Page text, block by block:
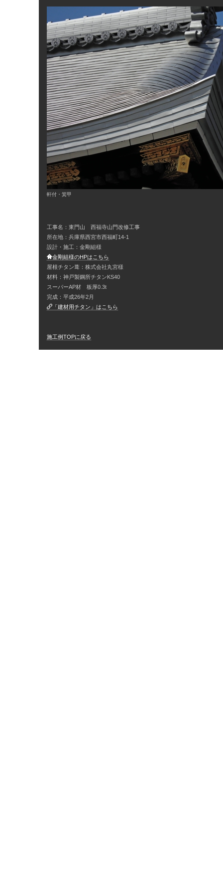
軒付・箕甲
工事名：東門山 西福寺山門改修工事
所在地：兵庫県西宮市西福町14-1
設計・施工：金剛組様
金剛組様のHPはこちら
屋根チタン葺：株式会社丸宮様
材料：神戸製鋼所チタンKS40
スーパーAP材 板厚0.3t
完成：平成26年2月
「建材用チタン」はこちら
施工例TOPに戻る